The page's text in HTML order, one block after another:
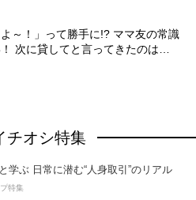
よ～！」って勝手に!? ママ友の常識
次に貸してと言ってきたのは…
チオシ特集
学ぶ 日常に潜む“人身取引”のリアル
特集